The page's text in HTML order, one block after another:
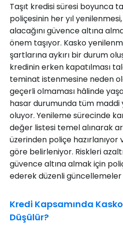
Taşıt kredisi süresi boyunca
poliçesinin her yıl
alacağını güvence altına
önem taşıyor. Kasko
şartlarına aykırı bir durum
kredinin erken kapatılması
teminat istenmesine neden
geçerli olmaması hâlinde
hasar durumunda tüm maddi
oluyor. Yenileme sürecinde
değer listesi temel alınarak
üzerinden poliçe
göre belirleniyor. Riskleri
güvence altına almak için
ederek düzenli
Kredi Kapsamında
Düşülür?